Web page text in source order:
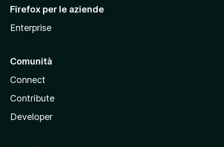
a
Firefox per le aziende
Enterprise
Comunità
Connect
Contribute
Developer